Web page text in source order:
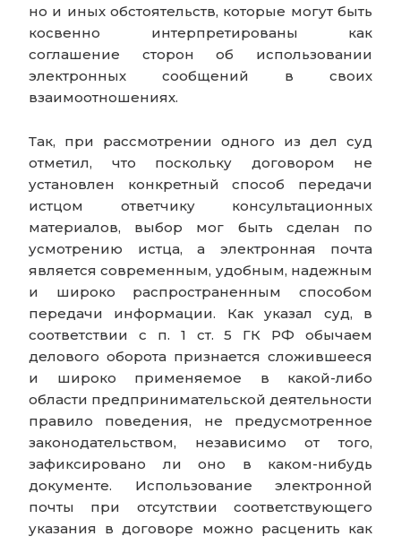
но и иных обстоятельств, которые могут быть
косвенно интерпретированы как
соглашение сторон об использовании
электронных сообщений в своих
взаимоотношениях.
Так, при рассмотрении одного из дел суд
отметил, что поскольку договором не
установлен конкретный способ передачи
истцом ответчику консультационных
материалов, выбор мог быть сделан по
усмотрению истца, а электронная почта
является современным, удобным, надежным
и широко распространенным способом
передачи информации. Как указал суд, в
соответствии с п. 1 ст. 5 ГК РФ обычаем
делового оборота признается сложившееся
и широко применяемое в какой-либо
области предпринимательской деятельности
правило поведения, не предусмотренное
законодательством, независимо от того,
зафиксировано ли оно в каком-нибудь
документе. Использование электронной
почты при отсутствии соответствующего
указания в договоре можно расценить как